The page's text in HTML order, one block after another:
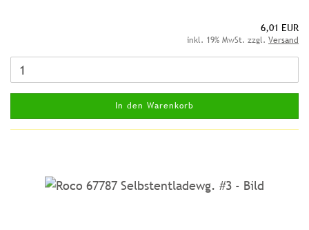
6,01 EUR
inkl. 19% MwSt. zzgl. Versand
In den Warenkorb